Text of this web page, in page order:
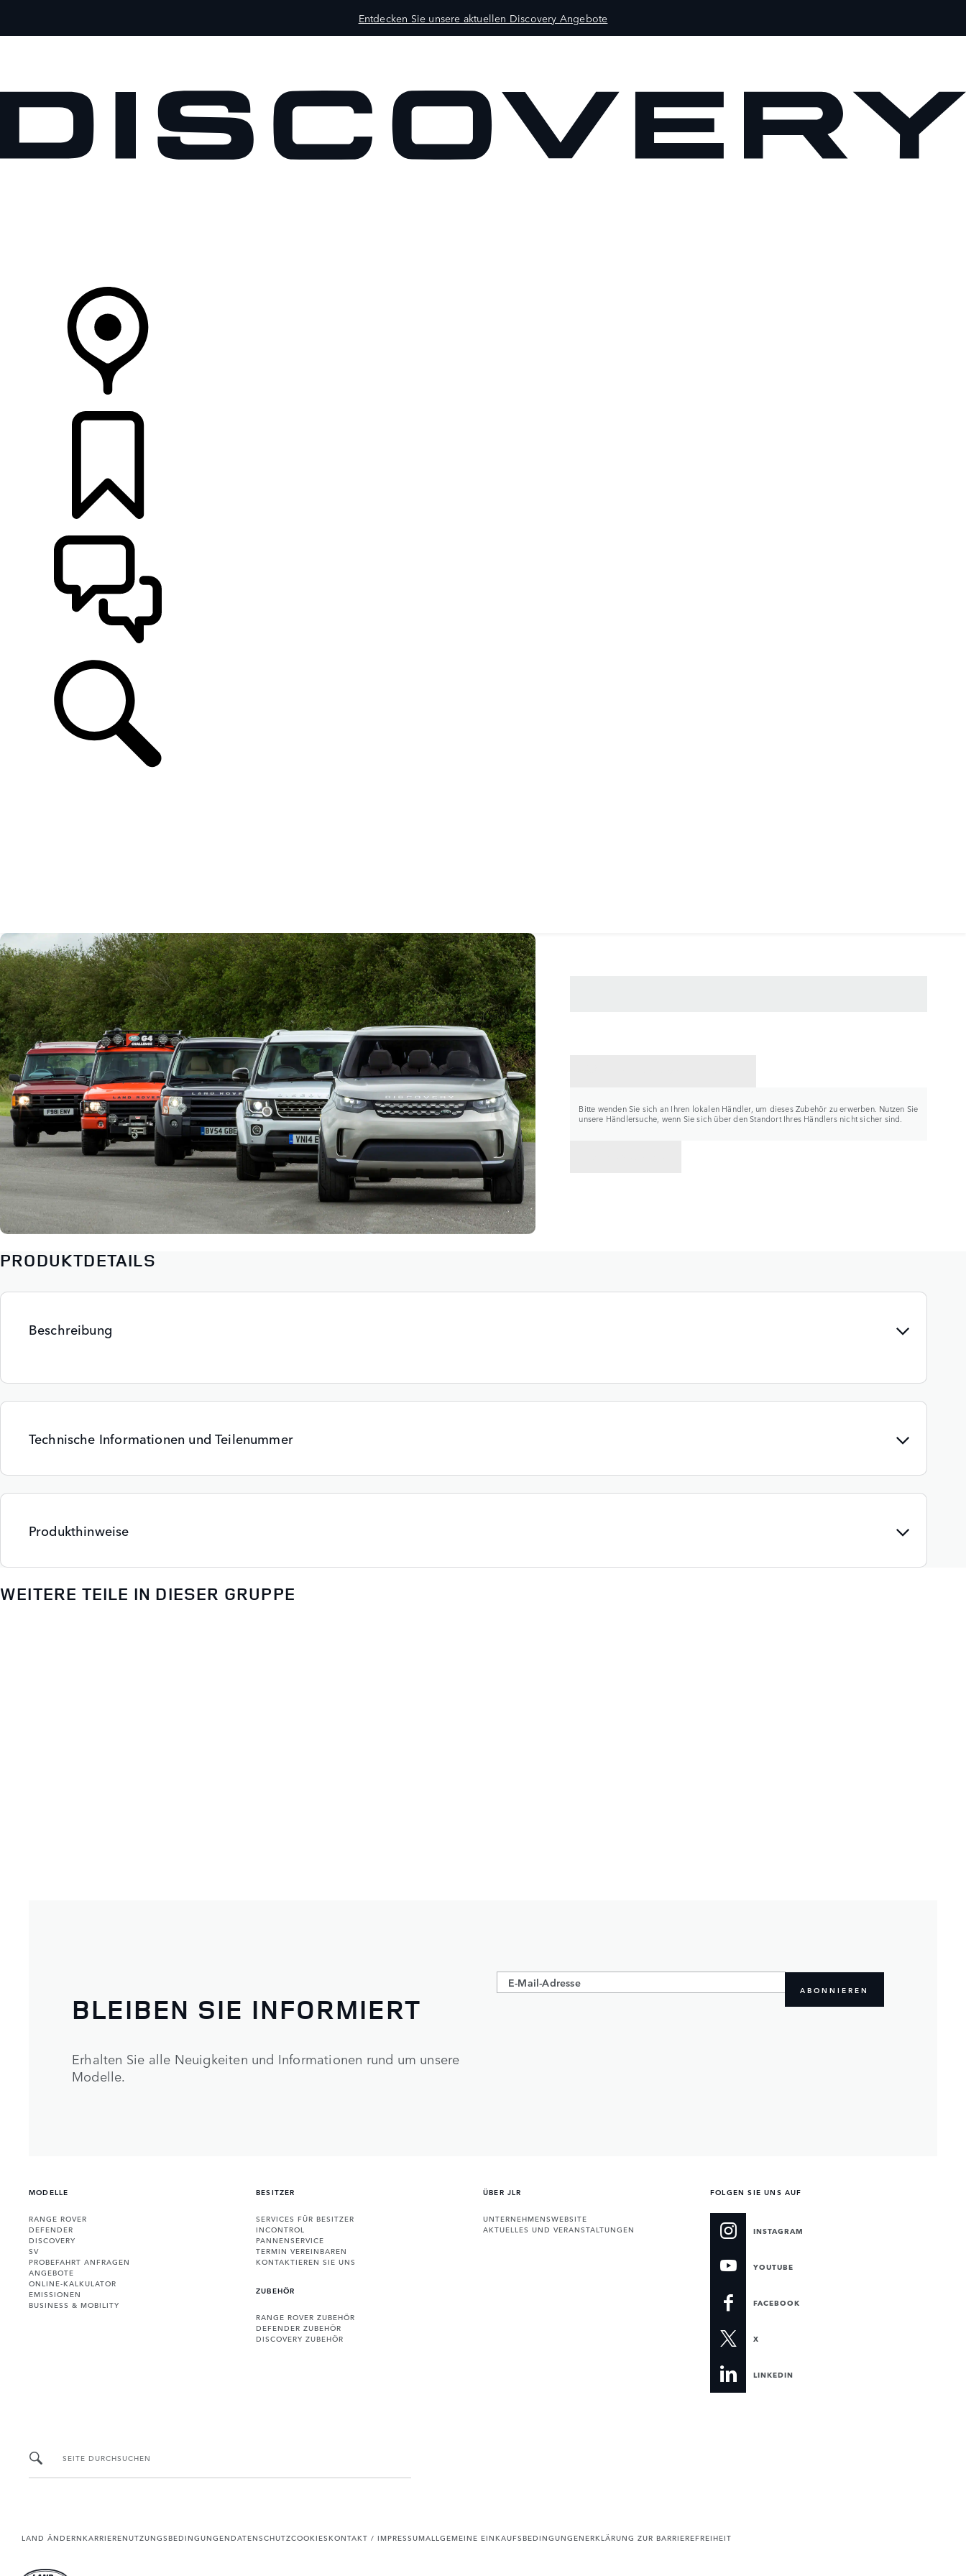
Entdecken Sie unsere aktuellen Discovery Angebote
Bitte wenden Sie sich an Ihren lokalen Händler, um dieses Zubehör zu erwerben. Nutzen Sie
unsere Händlersuche, wenn Sie sich über den Standort Ihres Händlers nicht sicher sind.
PRODUKTDETAILS
Beschreibung
Technische Informationen und Teilenummer
Produkthinweise
WEITERE TEILE IN DIESER GRUPPE
BLEIBEN SIE INFORMIERT
Erhalten Sie alle Neuigkeiten und Informationen rund um unsere
Modelle.
ABONNIEREN
MODELLE
RANGE ROVER
DEFENDER
DISCOVERY
SV
PROBEFAHRT ANFRAGEN
ANGEBOTE
ONLINE-KALKULATOR
EMISSIONEN
BUSINESS & MOBILITY
BESITZER
SERVICES FÜR BESITZER
INCONTROL
PANNENSERVICE
TERMIN VEREINBAREN
KONTAKTIEREN SIE UNS
ZUBEHÖR
RANGE ROVER ZUBEHÖR
DEFENDER ZUBEHÖR
DISCOVERY ZUBEHÖR
ÜBER JLR
UNTERNEHMENSWEBSITE
AKTUELLES UND VERANSTALTUNGEN
FOLGEN SIE UNS AUF
INSTAGRAM
YOUTUBE
FACEBOOK
X
LINKEDIN
SEITE DURCHSUCHEN
LAND ÄNDERNKARRIERENUTZUNGSBEDINGUNGENDATENSCHUTZCOOKIESKONTAKT / IMPRESSUMALLGEMEINE EINKAUFSBEDINGUNGENERKLÄRUNG ZUR BARRIEREFREIHEIT